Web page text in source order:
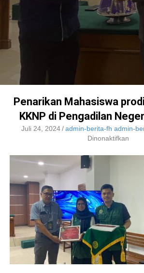
Penarikan Mahasiswa
KKNP di Pengadilan
Juli 24, 2024 / admin-berita-fh admin-
Dinonaktifkan